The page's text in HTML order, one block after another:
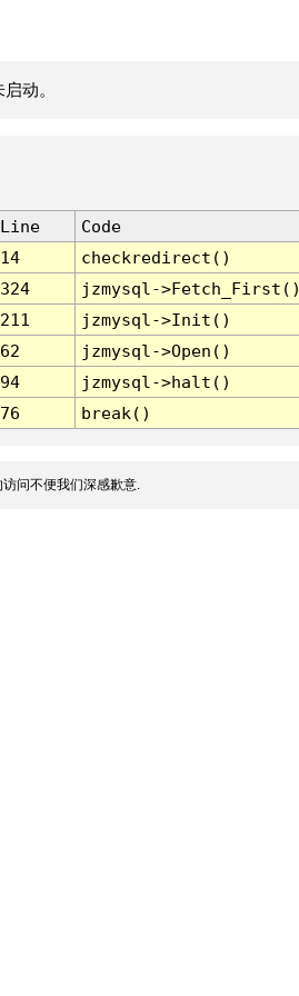
动。
Line
Code
14
checkredirect()
324
jzmysql-
211
jzmysql->Init()
62
jzmysql->Open()
94
jzmysql->halt()
76 break()
问不便我们深感歉意.